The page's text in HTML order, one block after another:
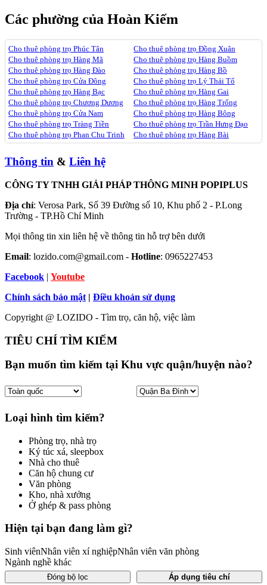
Các phường của Hoàn Kiếm
Cho thuê phòng trọ Phúc Tân
Cho thuê phòng trọ Đồng Xuân
Cho thuê phòng trọ Hàng Mã
Cho thuê phòng trọ Hàng Buồm
Cho thuê phòng trọ Hàng Đào
Cho thuê phòng trọ Hàng Bồ
Cho thuê phòng trọ Cửa Đông
Cho thuê phòng trọ Lý Thái Tổ
Cho thuê phòng trọ Hàng Bạc
Cho thuê phòng trọ Hàng Gai
Cho thuê phòng trọ Chương Dương
Cho thuê phòng trọ Hàng Trống
Cho thuê phòng trọ Cửa Nam
Cho thuê phòng trọ Hàng Bông
Cho thuê phòng trọ Tràng Tiền
Cho thuê phòng trọ Trần Hưng Đạo
Cho thuê phòng trọ Phan Chu Trinh
Cho thuê phòng trọ Hàng Bài
Thông tin & Liên hệ
CÔNG TY TNHH GIẢI PHÁP THÔNG MINH POPIPLUS
Địa chỉ: Verosa Park, Số 39 Đường số 10, Khu phố 2 - P.Long
Trường - TP.Hồ Chí Minh
Mọi thông tin xin liên hệ về thông tin hỗ trợ bên dưới
Email: lozido.com@gmail.com - Hotline: 0965227453
Facebook | Youtube
Chính sách bảo mật | Điều khoản sử dụng
Copyright @ LOZIDO - Tìm trọ, căn hộ, việc làm
TIÊU CHÍ TÌM KIẾM
Bạn muốn tìm kiếm tại Khu vực quận/huyện nào?
Loại hình tìm kiếm?
Phòng trọ, nhà trọ
Ký túc xá, sleepbox
Nhà cho thuê
Căn hộ chung cư
Văn phòng
Kho, nhà xưởng
Ở ghép & pass phòng
Hiện tại bạn đang làm gì?
Sinh viênNhân viên xí nghiệpNhân viên văn phòng
Ngành nghề khác
Đóng bộ lọc Áp dụng tiêu chí